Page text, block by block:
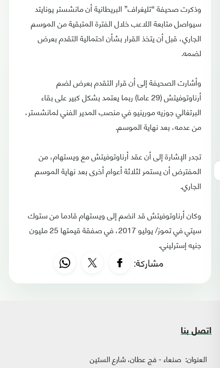
وذكرت صحيفة “تليغراف” البريطانية أن مانشستر يونايتد
سيواصل متابعة اللاعب خلال الفترة المتبقية من الموسم
الجاري، قبل أن يتخذ القرار بشأن احتمالية التقدم بعرض
لضمه.
وأشارت الصحيفة إلى أن قرار التقدم بعرض لضم
أرناوتوفيتش (29 عاما) ربما يعتمد بشكل كبير على بقاء
البرتغالي جوزيه مورينيو في منصب المدير الفني لمانشستر،
من عدمه، بعد نهاية الموسم.
تجدر الإشارة إلى أن عقد أرناوتوفيتش مع ويستهام، من
المفترض أن يستمر لثلاثة أعوام أخرى بعد نهاية الموسم
الجاري.
وكان أرناوتوفيتش قد انضم إلى ويستهام قادما من ستوك
سيتي في تموز/ يوليو 2017، في صفقة قيمتها 25 مليون
جنيه إسترليني.
مشاركة:
اتصل بنا
العنوان: صنعاء - فج عطان، شارع الستين